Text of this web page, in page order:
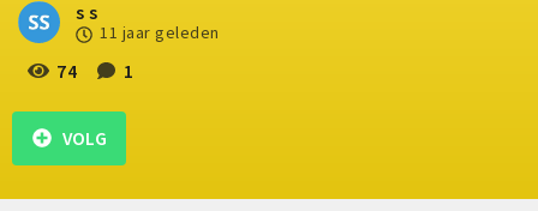
s s
11 jaar geleden
74 1
VOLG